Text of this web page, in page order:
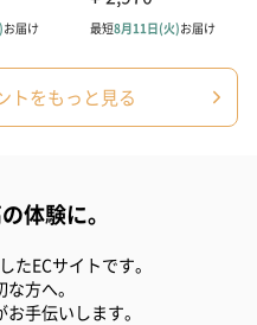
ブドフラワー
アミュレット
ク）（1,500
けします。
ーンにおすすめです。
トをもっと見る
体験に。
たECサイトです。
方へ。
手伝いします。